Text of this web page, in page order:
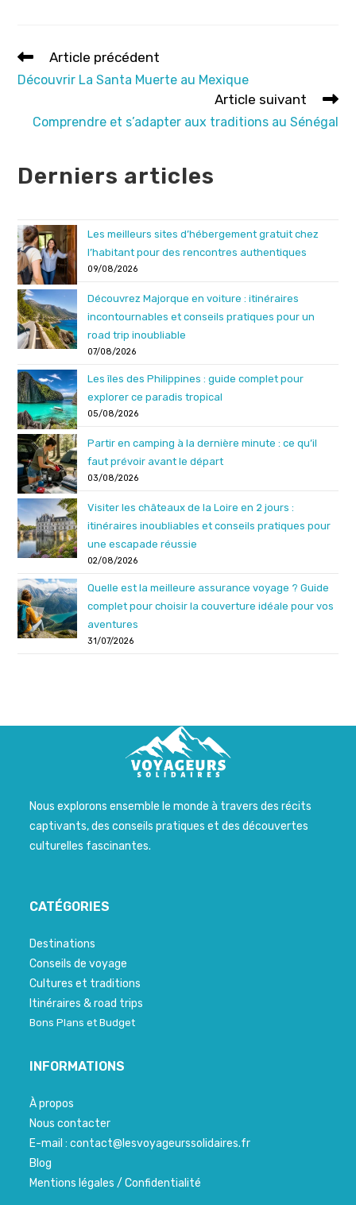
Read
more
articles
Article précédent
Découvrir La Santa Muerte au Mexique
Article suivant
Comprendre et s’adapter aux traditions au Sénégal
Derniers articles
Les meilleurs sites d’hébergement gratuit chez
l’habitant pour des rencontres authentiques
09/08/2026
Découvrez Majorque en voiture : itinéraires
incontournables et conseils pratiques pour un
road trip inoubliable
07/08/2026
Les îles des Philippines : guide complet pour
explorer ce paradis tropical
05/08/2026
Partir en camping à la dernière minute : ce qu’il
faut prévoir avant le départ
03/08/2026
Visiter les châteaux de la Loire en 2 jours :
itinéraires inoubliables et conseils pratiques pour
une escapade réussie
02/08/2026
Quelle est la meilleure assurance voyage ? Guide
complet pour choisir la couverture idéale pour vos
aventures
31/07/2026
Nous explorons ensemble le monde à travers des récits
captivants, des conseils pratiques et des découvertes
culturelles fascinantes.
CATÉGORIES
Destinations
Conseils de voyage
Cultures et traditions
Itinéraires & road trips
Bons Plans et Budget
INFORMATIONS
À propos
Nous contacter
E-mail : contact@lesvoyageurssolidaires.fr
Blog
Mentions légales / Confidentialité